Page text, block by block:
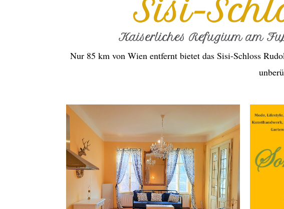
Sisi-
Kaiserliches Refugium am
Nur 85 km von Wien entfernt bietet das Sisi-Schloss